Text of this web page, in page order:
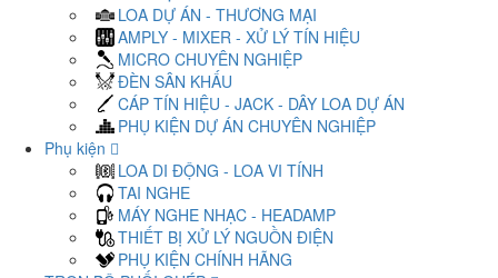
LOA DỰ ÁN - THƯƠNG MẠI
AMPLY - MIXER - XỬ LÝ TÍN HIỆU
MICRO CHUYÊN NGHIỆP
ĐÈN SÂN KHẤU
CÁP TÍN HIỆU - JACK - DÂY LOA DỰ ÁN
PHỤ KIỆN DỰ ÁN CHUYÊN NGHIỆP
Phụ kiện
LOA DI ĐỘNG - LOA VI TÍNH
TAI NGHE
MÁY NGHE NHẠC - HEADAMP
THIẾT BỊ XỬ LÝ NGUỒN ĐIỆN
PHỤ KIỆN CHÍNH HÃNG